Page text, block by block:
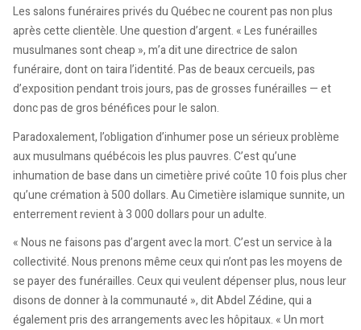
Les salons funéraires privés du Québec ne courent pas non plus
après cette clientèle. Une question d’argent. « Les funérailles
musulmanes sont cheap », m’a dit une directrice de salon
funéraire, dont on taira l’identité. Pas de beaux cercueils, pas
d’exposition pendant trois jours, pas de grosses funérailles — et
donc pas de gros bénéfices pour le salon.
Paradoxalement, l’obligation d’inhumer pose un sérieux problème
aux musulmans québécois les plus pauvres. C’est qu’une
inhumation de base dans un cimetière privé coûte 10 fois plus cher
qu’une crémation à 500 dollars. Au Cimetière islamique sunnite, un
enterrement revient à 3 000 dollars pour un adulte.
« Nous ne faisons pas d’argent avec la mort. C’est un service à la
collectivité. Nous prenons même ceux qui n’ont pas les moyens de
se payer des funérailles. Ceux qui veulent dépenser plus, nous leur
disons de donner à la communauté », dit Abdel Zédine, qui a
également pris des arrangements avec les hôpitaux. « Un mort